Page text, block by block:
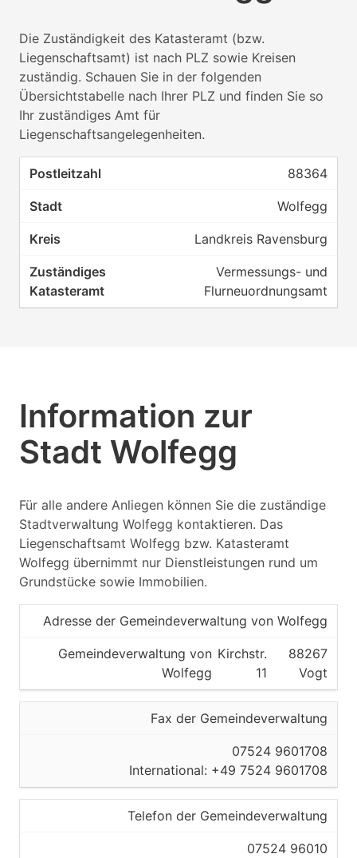
Die Zuständigkeit des Katasteramt (bzw.
Liegenschaftsamt) ist nach PLZ sowie Kreisen
zuständig. Schauen Sie in der folgenden
Übersichtstabelle nach Ihrer PLZ und finden Sie so
Ihr zuständiges Amt für
Liegenschaftsangelegenheiten.
88364
Wolfegg
Landkreis Ravensburg
Vermessungs- und
Flurneuordnungsamt
Information zur
Stadt Wolfegg
Für alle andere Anliegen können Sie die zuständige
Stadtverwaltung Wolfegg kontaktieren. Das
Liegenschaftsamt Wolfegg bzw. Katasteramt
Wolfegg übernimmt nur Dienstleistungen rund um
Grundstücke sowie Immobilien.
Adresse der Gemeindeverwaltung von Wolfegg
Gemeindeverwaltung von
Wolfegg
Kirchstr.
11
88267
Vogt
Fax der Gemeindeverwaltung
07524 9601708
International: +49 7524 9601708
Telefon der Gemeindeverwaltung
07524 96010